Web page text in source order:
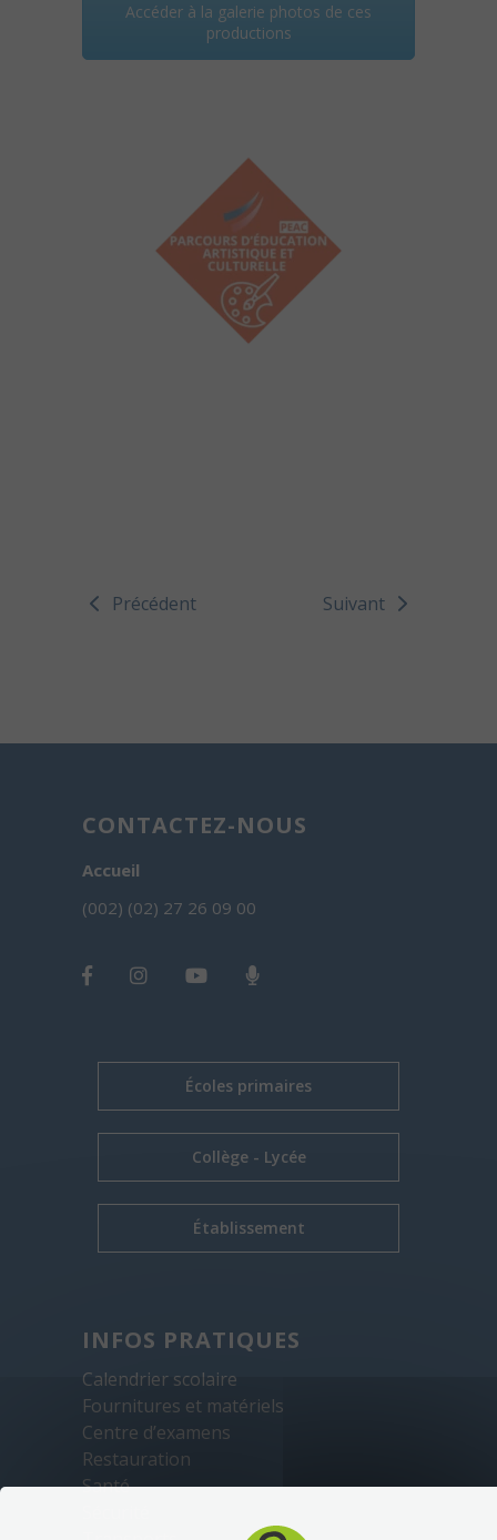
Accéder à la galerie photos de ces
productions
Précédent Suivant
CONTACTEZ-NOUS
Accueil
(002) (02) 27 26 09 00
Écoles primaires
Collège - Lycée
Établissement
INFOS PRATIQUES
Calendrier scolaire
Fournitures et matériels
Centre d’examens
Restauration
Santé